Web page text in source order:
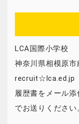
LCA国際小学校
神奈川県相模原市
recruit☆lca.ed.jp
履歴書をメール
でお送りください